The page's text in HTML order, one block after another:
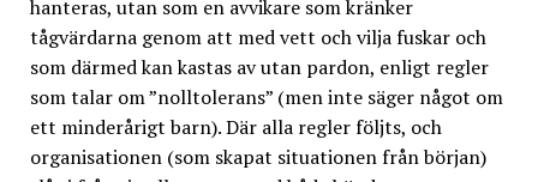
hanteras, utan som en avvikare som kränker
tågvärdarna genom att med vett och vilja fuskar och
som därmed kan kastas av utan pardon, enligt regler
som talar om ”nolltolerans” (men inte säger något om
ett minderårigt barn). Där alla regler följts, och
organisationen (som skapat situationen från början)